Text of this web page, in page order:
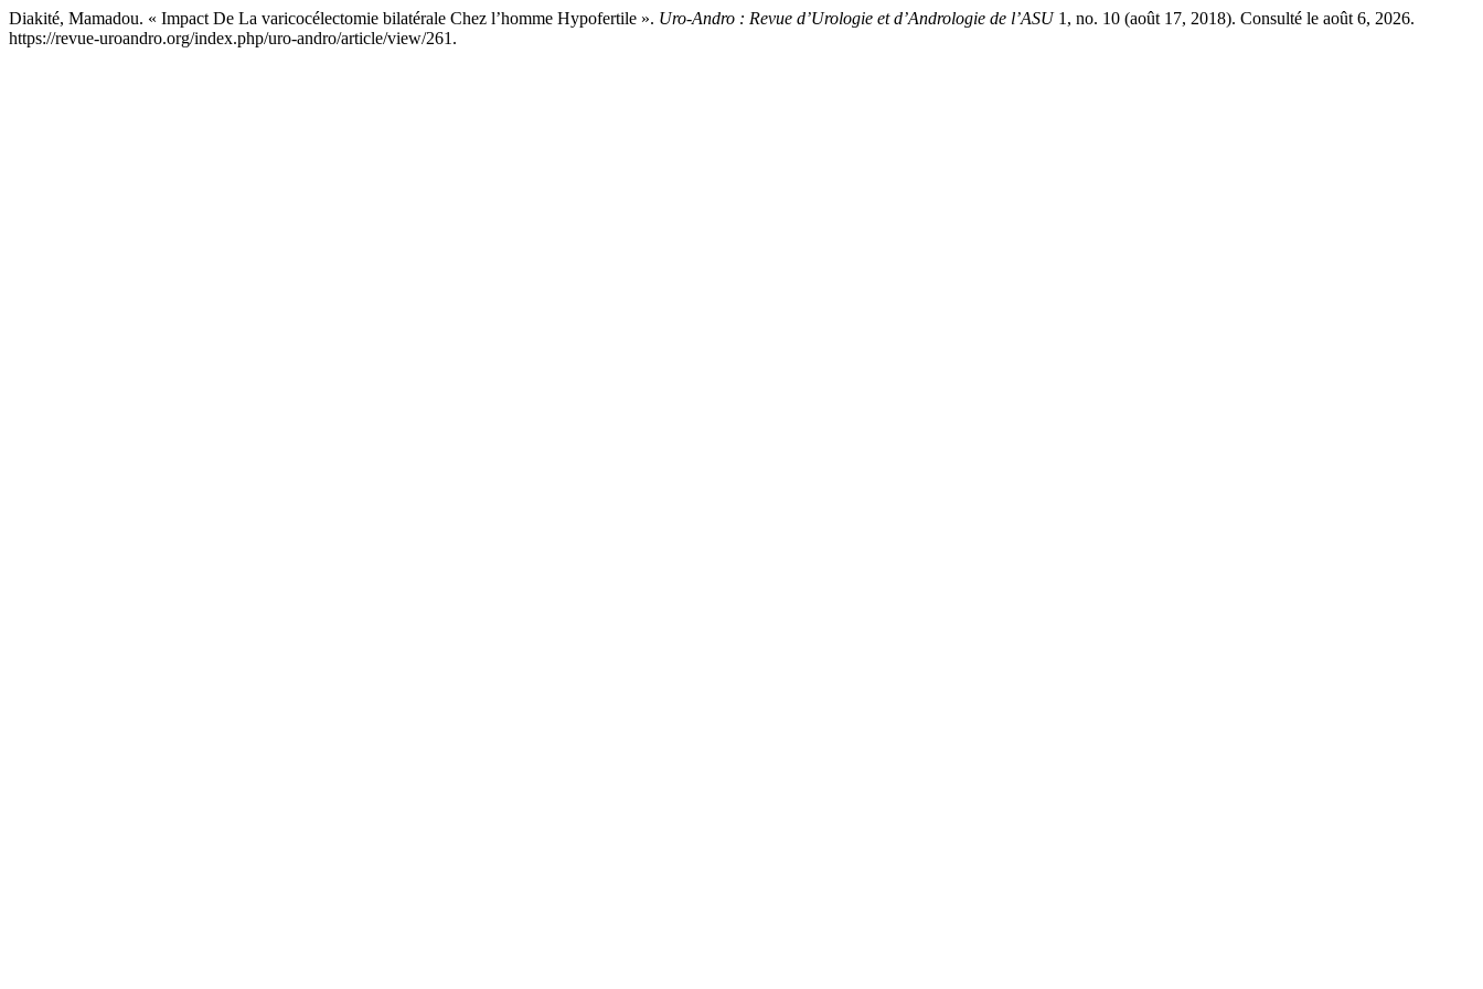
Diakité, Mamadou. « Impact De La varicocélectomie bilatérale Chez l’homme Hypofertile ». Uro-Andro : Revue d’Urologie et d’Andrologie de l’ASU1, no. 10 (août 17, 2018). Consulté le août 6, 2026.
https://revue-uroandro.org/index.php/uro-andro/article/view/261.